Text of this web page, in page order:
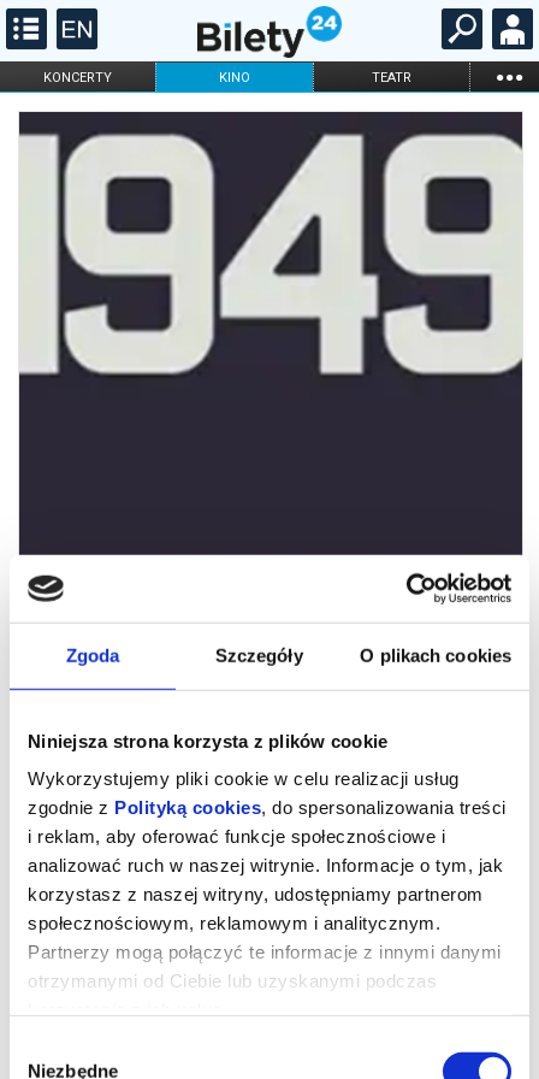
Zgoda Szczegóły O plikach cookies
Niniejsza strona korzysta z plików cookie
Wykorzystujemy pliki cookie w celu realizacji usług
zgodnie z Polityką cookies, do spersonalizowania treści
i reklam, aby oferować funkcje społecznościowe i
analizować ruch w naszej witrynie. Informacje o tym, jak
korzystasz z naszej witryny, udostępniamy partnerom
społecznościowym, reklamowym i analitycznym.
Partnerzy mogą połączyć te informacje z innymi danymi
otrzymanymi od Ciebie lub uzyskanymi podczas
Niezbędne
KONCERTY KINO TEATR ...
FILHARMONIA OPERA I BALET
DLA DZIECI
KARNETY
Ojczyzna
"Ojczyzna" opowiada o relacji między Thomasem Mannem
(Hanns Zischler), laureatem Nagrody Nobla w dziedzinie literatury,
rozgrywa się w szczytowym okresie zimnej wojny. Ojciec i córka
zrujnowane Niemcy – z Frankfurtu pod kontrolą amerykańską do
Weimaru pod wpływem sowieckim. Po raz pierwszy od wojny